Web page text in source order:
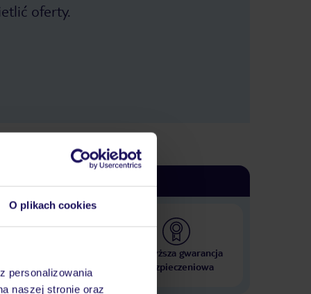
O plikach cookies
personalizowania
naszej stronie oraz
oferty.
krajach
Najwyższa gwarancja
ubezpieczeniowa